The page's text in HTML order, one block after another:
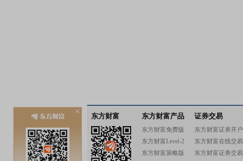
东方财富 东方财富产品
东方财富免费版
东方财富Level-2
东方财富策略版
证券交易
东方财富证券开户
东方财富在线交易
东方财富证券交易